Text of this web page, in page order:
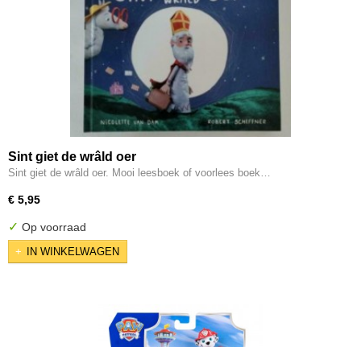
Sint giet de wrâld oer
Sint giet de wrâld oer. Mooi leesboek of voorlees boek…
€ 5,95
✓ Op voorraad
IN WINKELWAGEN